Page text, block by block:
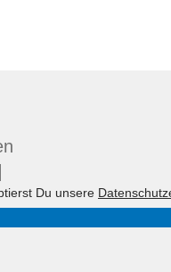
Du unsere